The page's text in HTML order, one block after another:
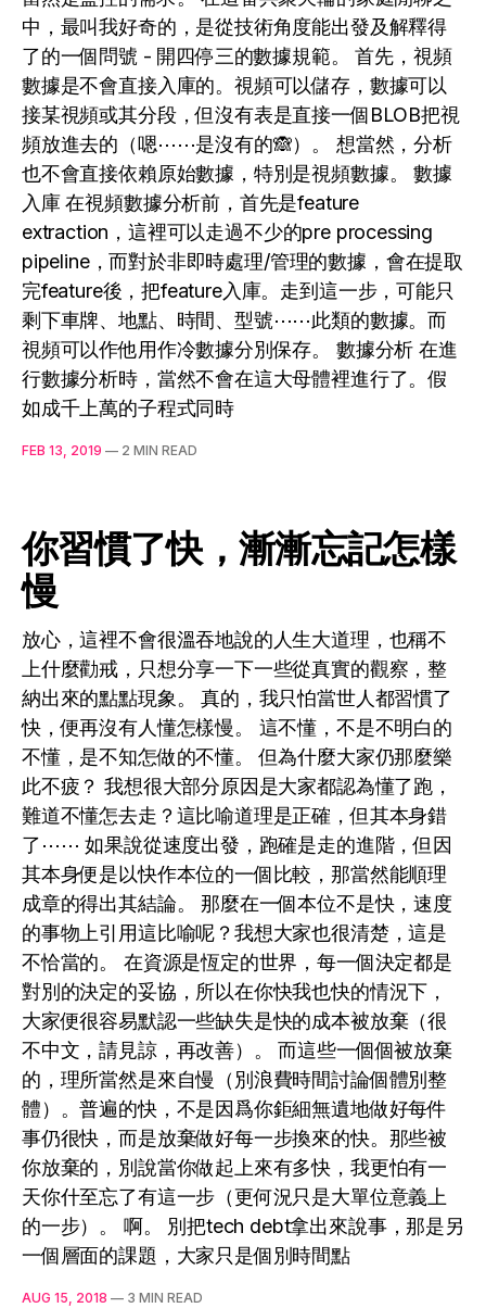
中，最叫我好奇的，是從技術角度能出發及解釋得
了的一個問號 - 開四停三的數據規範。 首先，視頻
數據是不會直接入庫的。視頻可以儲存，數據可以
接某視頻或其分段，但沒有表是直接一個BLOB把視
頻放進去的（嗯⋯⋯是沒有的🙈）。 想當然，分析
也不會直接依賴原始數據，特別是視頻數據。 數據
入庫 在視頻數據分析前，首先是feature
extraction，這裡可以走過不少的pre processing
pipeline，而對於非即時處理/管理的數據，會在提取
完feature後，把feature入庫。走到這一步，可能只
剩下車牌、地點、時間、型號⋯⋯此類的數據。而
視頻可以作他用作冷數據分別保存。 數據分析 在進
行數據分析時，當然不會在這大母體裡進行了。假
如成千上萬的子程式同時
FEB 13, 2019 — 2 MIN READ
你習慣了快，漸漸忘記怎樣
慢
放心，這裡不會很溫吞地說的人生大道理，也稱不
上什麼勸戒，只想分享一下一些從真實的觀察，整
納出來的點點現象。 真的，我只怕當世人都習慣了
快，便再沒有人懂怎樣慢。 這不懂，不是不明白的
不懂，是不知怎做的不懂。 但為什麼大家仍那麼樂
此不疲？ 我想很大部分原因是大家都認為懂了跑，
難道不懂怎去走？這比喻道理是正確，但其本身錯
了⋯⋯ 如果說從速度出發，跑確是走的進階，但因
其本身便是以快作本位的一個比較，那當然能順理
成章的得出其結論。 那麼在一個本位不是快，速度
的事物上引用這比喻呢？我想大家也很清楚，這是
不恰當的。 在資源是恆定的世界，每一個決定都是
對別的決定的妥協，所以在你快我也快的情況下，
大家便很容易默認一些缺失是快的成本被放棄（很
不中文，請見諒，再改善）。 而這些一個個被放棄
的，理所當然是來自慢（別浪費時間討論個體別整
體）。普遍的快，不是因爲你鉅細無遺地做好每件
事仍很快，而是放棄做好每一步換來的快。那些被
你放棄的，別說當你做起上來有多快，我更怕有一
天你什至忘了有這一步（更何況只是大單位意義上
的一步）。 啊。 別把tech debt拿出來說事，那是另
一個層面的課題，大家只是個別時間點
AUG 15, 2018 — 3 MIN READ